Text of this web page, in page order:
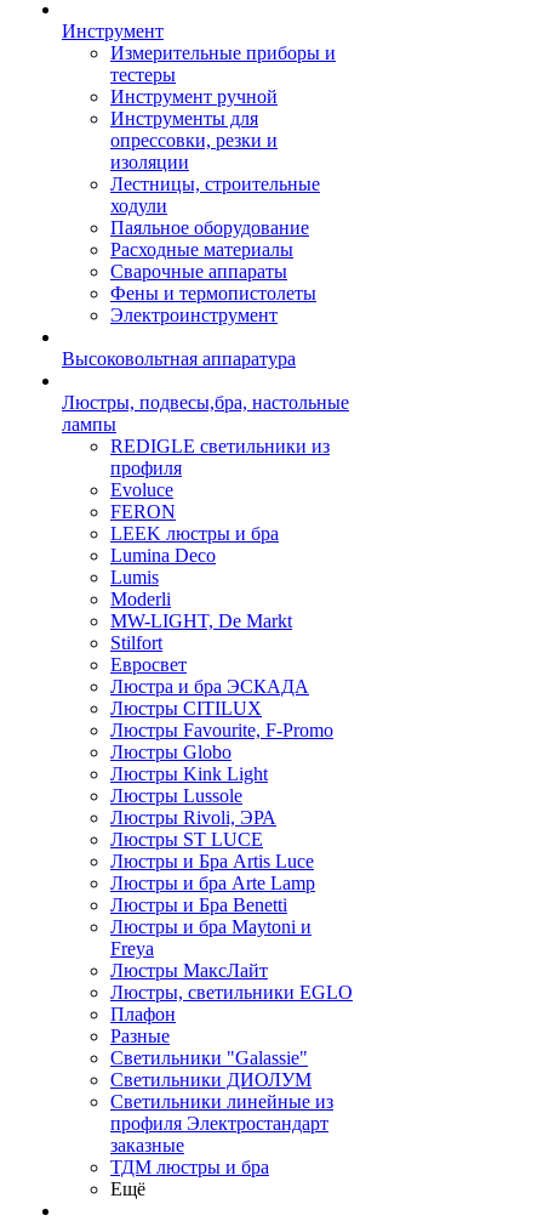
Инструмент
Измерительные приборы и
тестеры
Инструмент ручной
Инструменты для
опрессовки, резки и
изоляции
Лестницы, строительные
ходули
Паяльное оборудование
Расходные материалы
Сварочные аппараты
Фены и термопистолеты
Электроинструмент
Высоковольтная аппаратура
Люстры, подвесы,бра, настольные
лампы
REDIGLE светильники из
профиля
Evoluce
FERON
LEEK люстры и бра
Lumina Deco
Lumis
Moderli
MW-LIGHT, De Markt
Stilfort
Евросвет
Люстра и бра ЭСКАДА
Люстры CITILUX
Люстры Favourite, F-Promo
Люстры Globo
Люстры Kink Light
Люстры Lussole
Люстры Rivoli, ЭРА
Люстры ST LUCE
Люстры и Бра Artis Luce
Люстры и бра Arte Lamp
Люстры и Бра Benetti
Люстры и бра Maytoni и
Freya
Люстры МаксЛайт
Люстры, светильники EGLO
Плафон
Разные
Светильники "Galassie"
Светильники ДИОЛУМ
Светильники линейные из
профиля Электростандарт
заказные
ТДМ люстры и бра
Ещё